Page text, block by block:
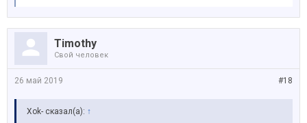
Timothy
Свой человек
#18
26 май 2019
Xok- сказал(а): ↑